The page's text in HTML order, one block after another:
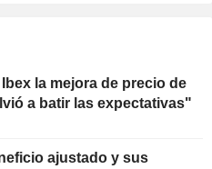
la mejora de precio de
a batir las expectativas"
ajustado y sus